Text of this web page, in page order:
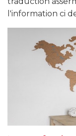
l'information ci